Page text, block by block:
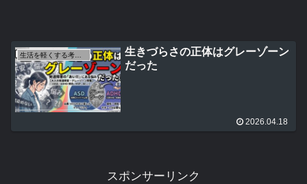
生活を軽くする考え方
生きづらさの正体はグレーゾーン
だった
2026.04.18
スポンサーリンク